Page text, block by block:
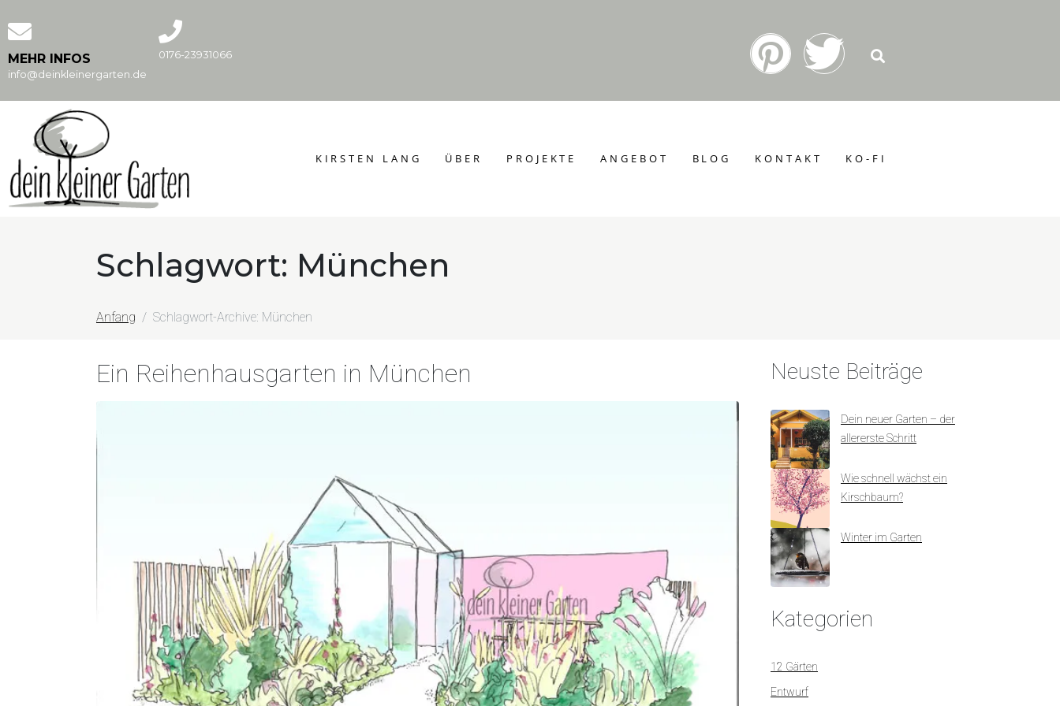
MEHR INFOS
info@deinkleinergarten.de
0176-23931066
KIRSTEN LANG ÜBER PROJEKTE ANGEBOT BLOG KONTAKT KO-FI
Schlagwort: München
Anfang Schlagwort-Archive: München
Ein Reihenhausgarten in München Neuste Beiträge
Dein neuer Garten – der
allererste Schritt
Wie schnell wächst ein
Kirschbaum?
Winter im Garten
Kategorien
12 Gärten
Entwurf